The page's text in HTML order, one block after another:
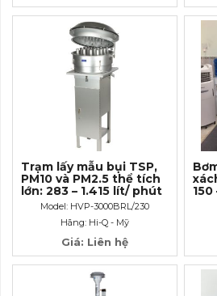
Trạm lấy mẫu bụi TSP,
PM10 và PM2.5 thể tích
lớn: 283 – 1.415 lít/ phút
Model: HVP-
Model: HVP-3000BRL/230
Hãng: Hi-Q - Mỹ
Giá: Liên hệ